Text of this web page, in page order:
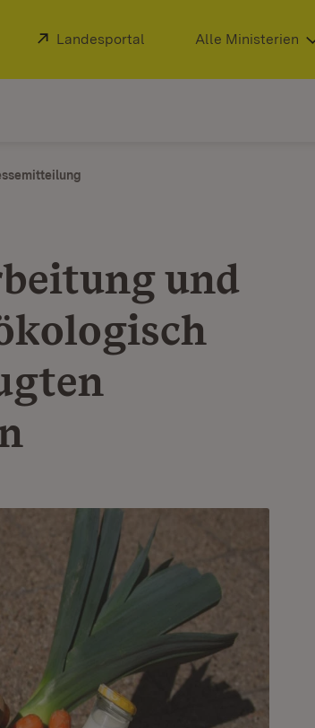
Extern:
Landesportal (Öffnet in neuem Fenster)
Alle Ministerien
und